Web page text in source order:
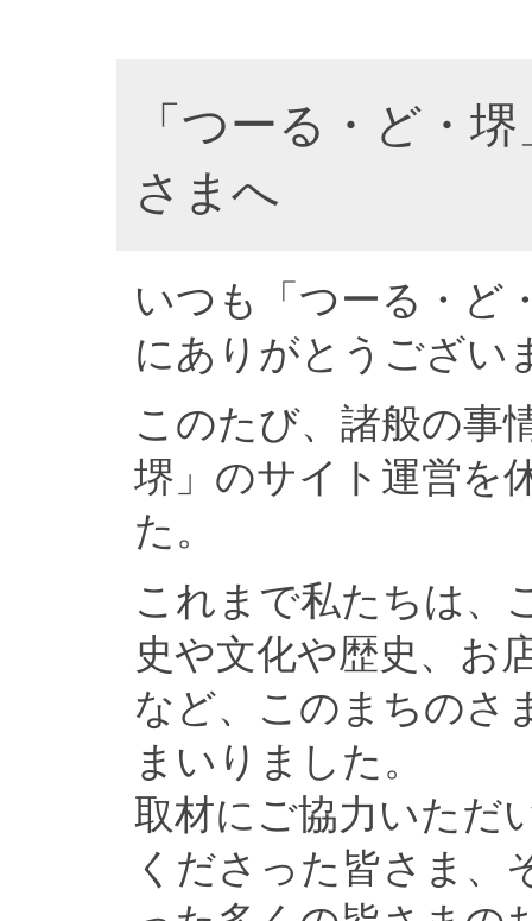
「つーる・ど・
さまへ
いつも「つーる・ど
にありがとうござい
このたび、諸般の事
堺」のサイト運営を
た。
これまで私たちは、
史や文化や歴史、お
など、このまちのさ
まいりました。
取材にご協力いただ
くださった皆さま、